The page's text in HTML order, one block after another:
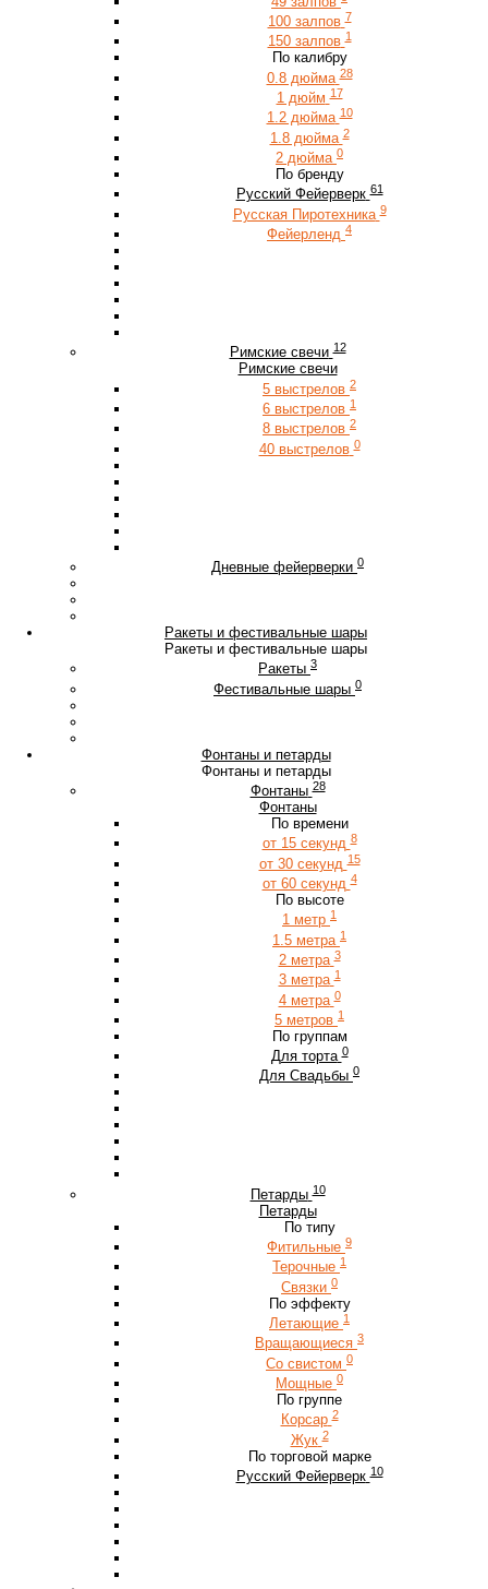
100 залпов 7
150 залпов 1
По калибру
0.8 дюйма 28
1 дюйм 17
1.2 дюйма 10
1.8 дюйма 2
2 дюйма 0
По бренду
Русский Фейерверк 61
Русская Пиротехника 9
Фейерленд 4
Римские свечи 12
Римские свечи
5 выстрелов 2
6 выстрелов 1
8 выстрелов 2
40 выстрелов 0
Дневные фейерверки 0
Ракеты и фестивальные шары
Ракеты и фестивальные шары
Ракеты 3
Фестивальные шары 0
Фонтаны и петарды
Фонтаны и петарды
Фонтаны 28
Фонтаны
По времени
от 15 секунд 8
от 30 секунд 15
от 60 секунд 4
По высоте
1 метр 1
1.5 метра 1
2 метра 3
3 метра 1
4 метра 0
5 метров 1
По группам
Для торта 0
Для Свадьбы 0
Петарды 10
Петарды
По типу
Фитильные 9
Терочные 1
Связки 0
По эффекту
Летающие 1
Вращающиеся 3
Со свистом 0
Мощные 0
По группе
Корсар 2
Жук 2
По торговой марке
Русский Фейерверк 10